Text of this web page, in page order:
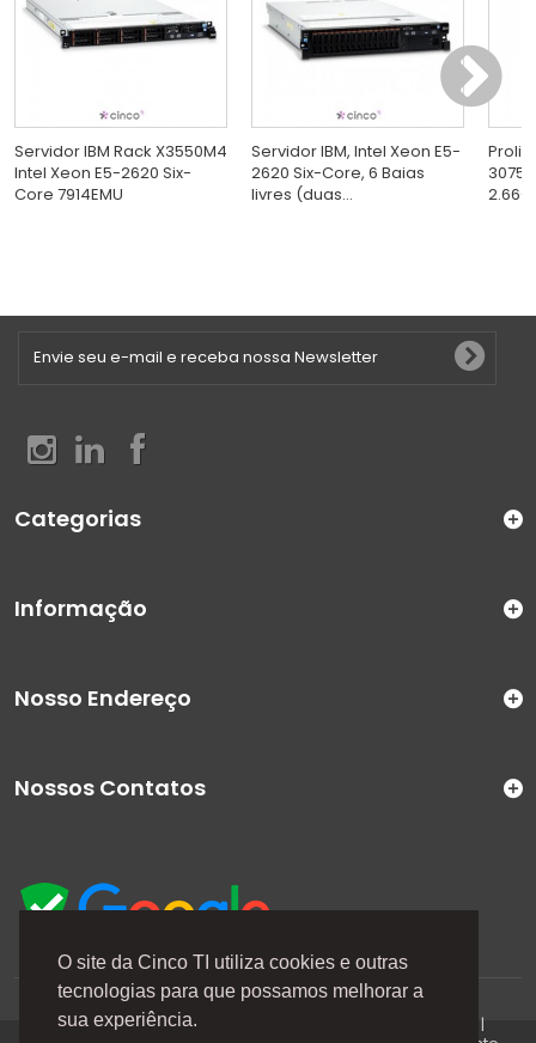
O site da Cinco TI utiliza cookies e outras
tecnologias para que possamos melhorar a
sua experiência.
Servidor IBM Rack X3550M4
Intel Xeon E5-2620 Six-
Core 7914EMU
Servidor IBM, Intel Xeon E5-
2620 Six-Core, 6 Baias
livres (duas...
3075
Categorias
Informação
A Cinco TI (5TI) é uma marca registrada de CINCO TI
COMERCIO E SERVICOS LTDA | CNPJ: 08.307.867/0001-04 |
Nosso Endereço
Nossos Contatos